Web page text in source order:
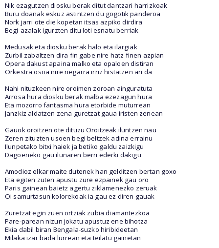
Nik ezagutzen diosku berak ditut dantzari harrizkoak
Buru doanak eskuz astintzen du gogotik panderoa
Nork jarri ote die kopetan itsas azpiko dirdira
Begi-azalak igurzten ditu loti esnatu berriak
Medusak eta diosku berak halo eta ilargiak
Zurbil zabaltzen dira fin gabe nire hatz finen azpian
Opera dakust apaina malko eta opaloen distiran
Orkestra osoa nire negarra irriz histatzen ari da
Nahi nituzkeen nire oroimen zoroan ainguratuta
Arrosa hura diosku berak malba ezezagun hura
Eta mozorro fantasma hura etorbide muturrean
Janzkiz aldatzen zena guretzat gaua iristen zenean
Gauok oroitzen ote dituzu Oroitzeak iluntzen nau
Zeren zituzten usoen begi beltzek adina errainu
Ilunpetako bitxi haiek ja betiko galdu zaizkigu
Dagoeneko gau ilunaren berri ederki dakigu
Amodioz elkar maite dutenek han gelditzen bertan goxo
Eta egiten zuten apustu zure ezpainek gau oro
Paris gainean baietz agertu ziklamenezko zeruak
Oi samurtasun kolorekoak ia gau ez diren gauak
Zuretzat egin zuen ortziak zubia diamantezkoa
Pare-parean nizun jokatu apustuz ene bihotza
Ekia dabil biran Bengala-suzko hiribideetan
Milaka izar bada lurrean eta teilatu gainetan